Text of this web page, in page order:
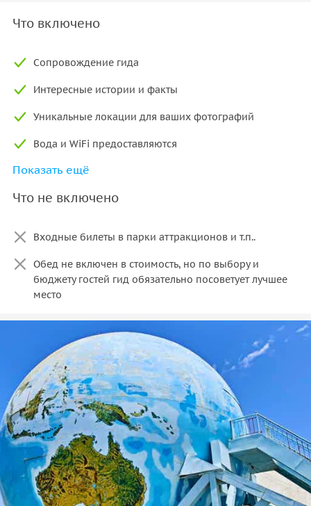
Что включено
Сопровождение гида
Интересные истории и факты
Уникальные локации для ваших фотографий
Вода и WiFi предоставляются
Все входные билеты можно приобрести у гида
Показать ещё
Что не включено
Входные билеты в парки аттракционов и т.п..
Обед не включен в стоимость, но по выбору и
бюджету гостей гид обязательно посоветует лучшее
место